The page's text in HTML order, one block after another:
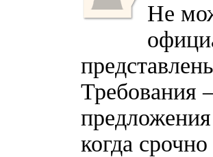
Не
Требования
когда